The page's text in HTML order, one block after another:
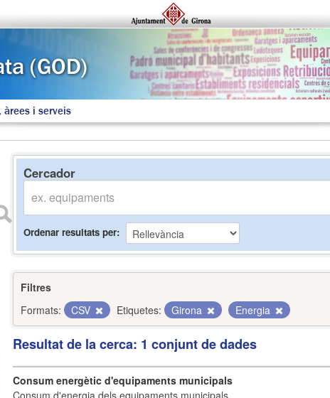
àrees i serveis
Cercador
Ordenar resultats per
Filtres
Formats:
CSV Etiquetes: Girona Energia
Resultat de la cerca: 1 conjunt de dades
Consum energètic d'equipaments municipals
Consum d'energia dels equipaments municipals.